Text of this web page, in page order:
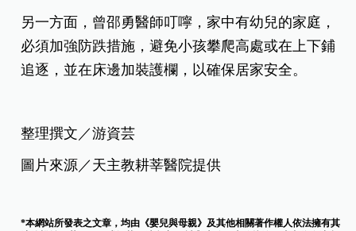
另一方面，曾邵勇醫師叮嚀，家中有幼兒的家庭，
必須加強防跌措施，避免小孩攀爬高處或在上下鋪
追逐，並在床邊加裝護欄，以確保居家安全。
整理撰文／游資芸
圖片來源／天主教耕莘醫院提供
*本網站所發表之文章，均由《嬰兒與母親》及其他相關著作權人依法擁有其